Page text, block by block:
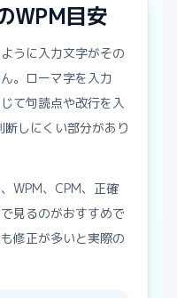
WPM目安
うに入力文字がその
。ローマ字を入力
て句読点や改行を入
しにくい部分があり
WPM、CPM、正確
見るのがおすすめで
修正が多いと実際の